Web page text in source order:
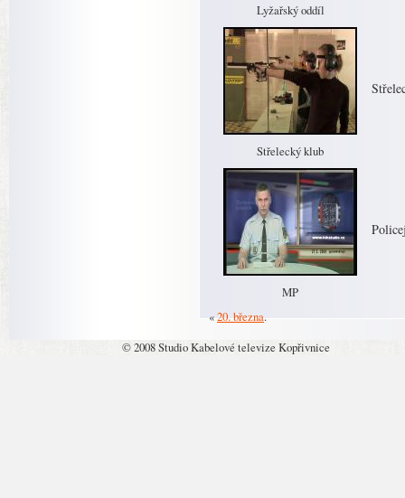
Lyžařský oddíl
Střelecký klub
MP
«20. března.
© 2008 Studio Kabelové televize Kopřivnice